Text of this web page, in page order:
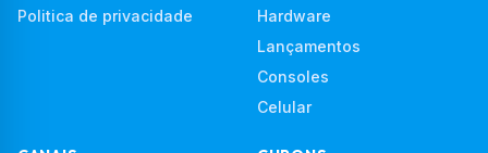
Politica de privacidade
Hardware
Lançamentos
Consoles
Celular